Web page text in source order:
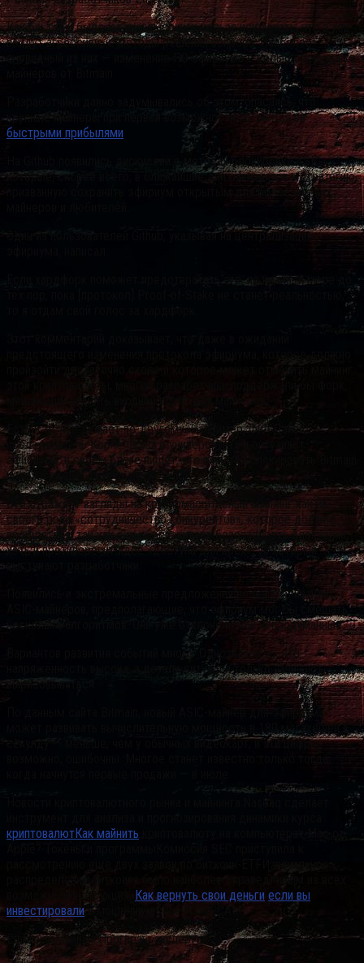
Как бы то ни было, ставки высоки, и нельзя исключать, что в ход
пойдут агрессивные методы решения вопроса. Наиболее
очевидный из них — изменение ПО эфириума с целью блокировки
Разработчики давно задумывались об этом, опасаясь, что
крупные майнеры при первой возможности погонятся за
быстрыми прибылями
На Github появились дискуссии о методах блокировки ASIC,
которые, скорее всего, в ближайшие дни оформятся в стратегию,
призванную сохранить эфириум открытым для более мелких
Один из пользователей Github, указывая на централизацию
Если хардфорк поможет предотвратить это, по крайней мере до
тех пор, пока [протокол] Proof-of-Stake не станет реальностью,
произойти достаточно скоро и которое может отменить майнинг
этой криптовалюты, многие разработчики поддержали бы форк,
мешающий поднять входной порог для майнеров.
Есть и те, кто думает по-другому. Например, Фил Дайан,
исследователь Корнеллского университета и энтузиаст
эфириума, в своём блоге пишет, что попытки блокировать Bitmain
похожи на «цензуру».
Это отражает взгляды на крупномасштабный майнинг как на
своего рода «сотрудничество конкурентов», которое должно
поощряться, так как оно обеспечивает безопасность блокчейна,
хоть и противоречит идее «доступа для всех», за который
выступают разработчики.
Появились и экстремальные предложения по нейтрализации
ASIC-майнеров, предполагающие, что эфириум мог бы смешать
несколько алгоритмов. Они уже отклонены как непродуманные.
Вариантов развития событий много. Однозначно то, что
напряжённость высока, а детали ситуации только начинают
вырисовываться.
По данным сайта Bitmain, новый ASIC-майнер для эфириума
может развивать вычислительную мощность в 180 мегахешей в
секунду — меньше, чем у обычных видеокарт, и эти цифры,
Новости криптовалютного рынка и майнинга:Nasdaq сделает
криптовалютКак майнить
распределение биткоина было наиболее справедливым из всех
возможныхИнструкция:
Как вернуть свои деньги если вы
инвестировалив мошенническое ICO (SCAM)
EthereumМайнингПрогнозы экспертов